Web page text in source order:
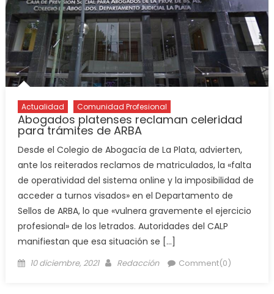
Actualidad Comunidad Profesional
Abogados platenses reclaman celeridad
para trámites de ARBA
Desde el Colegio de Abogacía de La Plata, advierten,
ante los reiterados reclamos de matriculados, la «falta
de operatividad del sistema online y la imposibilidad de
acceder a turnos visados» en el Departamento de
Sellos de ARBA, lo que «vulnera gravemente el ejercicio
profesional» de los letrados. Autoridades del CALP
manifiestan que esa situación se […]
10 diciembre, 2021 Redacción Comment(0)